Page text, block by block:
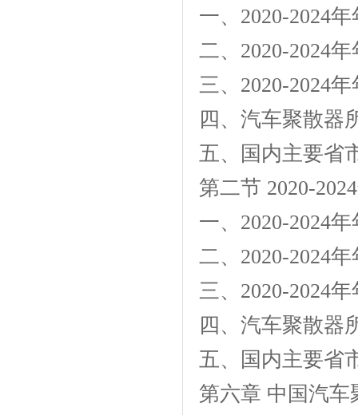
一、2020-2024
二、2020-2024
三、2020-2024
四、汽车聚散器
五、国内主要省
第二节 2020-
一、2020-2024
二、2020-2024
三、2020-2024
四、汽车聚散器
五、国内主要省
第六章 中国汽